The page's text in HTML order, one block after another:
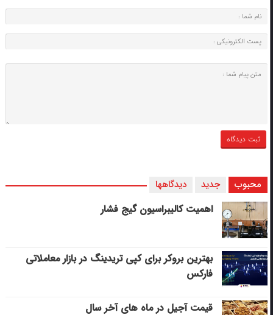
محبوب جدید دیدگاهها
اهمیت کالیبراسیون گیج فشار
بهترین بروکر برای کپی‌ تریدینگ در بازار معاملاتی
فارکس
قیمت آجیل در ماه های آخر سال